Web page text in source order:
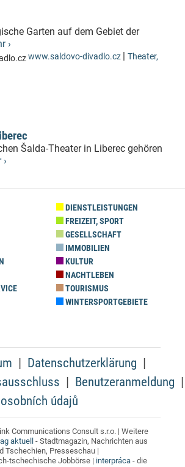
Garten auf dem Gebiet der
›
www.saldovo-divadlo.cz | Theater,
Šalda-Theater in Liberec gehören
DIENSTLEISTUNGEN
FREIZEIT, SPORT
GESELLSCHAFT
IMMOBILIEN
KULTUR
NACHTLEBEN
TOURISMUS
WINTERSPORTGEBIETE
Datenschutzerklärung
Benutzeranmeldung
údajů
Communications Consult s.r.o. | Weitere
aktuell - Stadtmagazin, Nachrichten aus
Tschechien, Presseschau |
tschechische Jobbörse | interpráca- die